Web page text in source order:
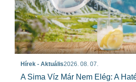
Hírek - Aktuális2026. 08. 07.
A Sima Víz Már Nem Elég: A